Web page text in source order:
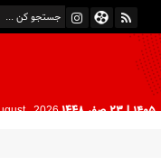
| 23 صفر 1448 , 2026